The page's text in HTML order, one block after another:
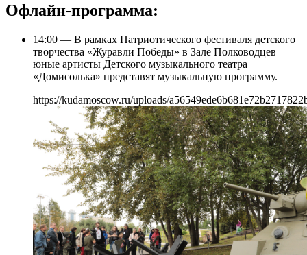
Офлайн-программа:
14:00 — В рамках Патриотического фестиваля детского
творчества «Журавли Победы» в Зале Полководцев
юные артисты Детского музыкального театра
«Домисолька» представят музыкальную программу.
https://kudamoscow.ru/uploads/